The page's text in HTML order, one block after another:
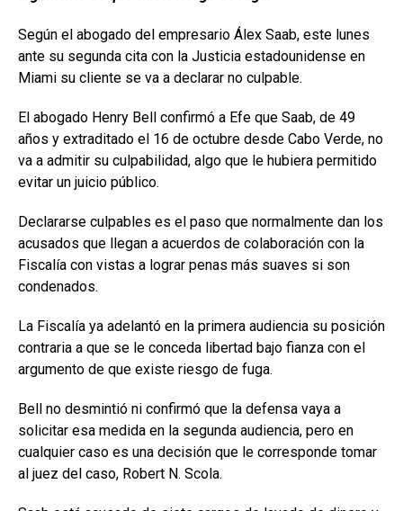
Según el abogado del empresario Álex Saab, este lunes
ante su segunda cita con la Justicia estadounidense en
Miami su cliente se va a declarar no culpable.
El abogado Henry Bell confirmó a Efe que Saab, de 49
años y extraditado el 16 de octubre desde Cabo Verde, no
va a admitir su culpabilidad, algo que le hubiera permitido
evitar un juicio público.
Declararse culpables es el paso que normalmente dan los
acusados que llegan a acuerdos de colaboración con la
Fiscalía con vistas a lograr penas más suaves si son
condenados.
La Fiscalía ya adelantó en la primera audiencia su posición
contraria a que se le conceda libertad bajo fianza con el
argumento de que existe riesgo de fuga.
Bell no desmintió ni confirmó que la defensa vaya a
solicitar esa medida en la segunda audiencia, pero en
cualquier caso es una decisión que le corresponde tomar
al juez del caso, Robert N. Scola.